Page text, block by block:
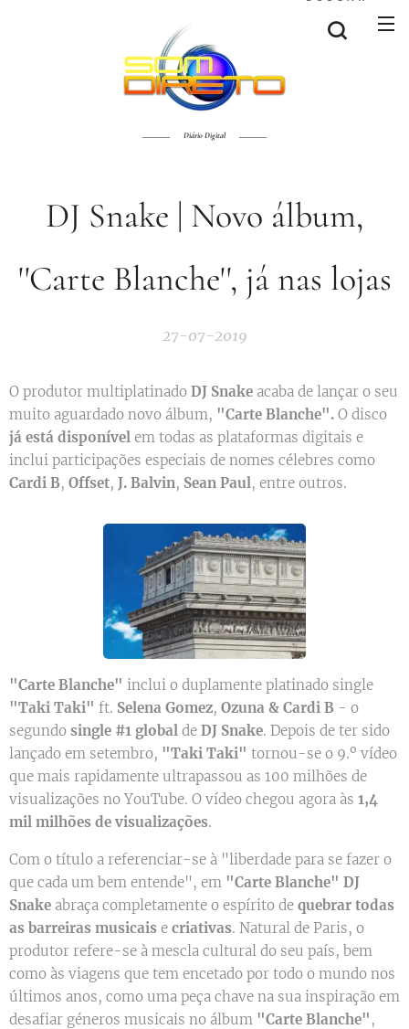
Diário Digital
DJ Snake | Novo álbum,
''Carte Blanche'', já nas lojas
27-07-2019
O produtor multiplatinado DJ Snake acaba de lançar o seu
muito aguardado novo álbum, "Carte Blanche". O disco
já está disponível em todas as plataformas digitais e
inclui participações especiais de nomes célebres como
Cardi B, Offset, J. Balvin, Sean Paul, entre outros.
"Carte Blanche" inclui o duplamente platinado single
"Taki Taki" ft. Selena Gomez, Ozuna & Cardi B - o
segundo single #1 global de DJ Snake. Depois de ter sido
lançado em setembro, "Taki Taki" tornou-se o 9.º vídeo
que mais rapidamente ultrapassou as 100 milhões de
visualizações no YouTube. O vídeo chegou agora às 1,4
mil milhões de visualizações.
Com o título a referenciar-se à "liberdade para se fazer o
que cada um bem entende", em "Carte Blanche" DJ
Snake abraça completamente o espírito de quebrar todas
as barreiras musicais e criativas. Natural de Paris, o
produtor refere-se à mescla cultural do seu país, bem
como às viagens que tem encetado por todo o mundo nos
últimos anos, como uma peça chave na sua inspiração em
desafiar géneros musicais no álbum "Carte Blanche" ,